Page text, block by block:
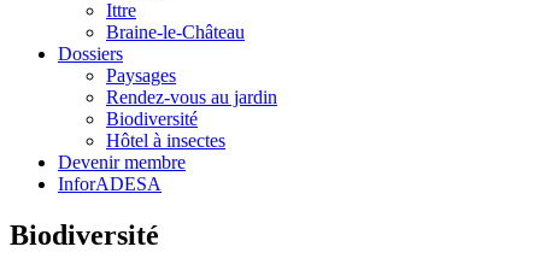
Ittre
Braine-le-Château
Dossiers
Paysages
Rendez-vous au jardin
Biodiversité
Hôtel à insectes
Devenir membre
InforADESA
Biodiversité